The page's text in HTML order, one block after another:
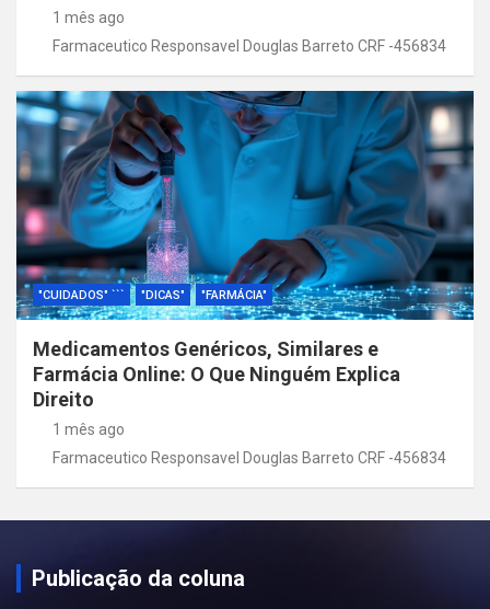
1 mês ago
Farmaceutico Responsavel Douglas Barreto CRF -456834
"CUIDADOS" ``` "DICAS" "FARMÁCIA"
Medicamentos Genéricos, Similares e
Farmácia Online: O Que Ninguém Explica
Direito
1 mês ago
Farmaceutico Responsavel Douglas Barreto CRF -456834
Publicação da coluna